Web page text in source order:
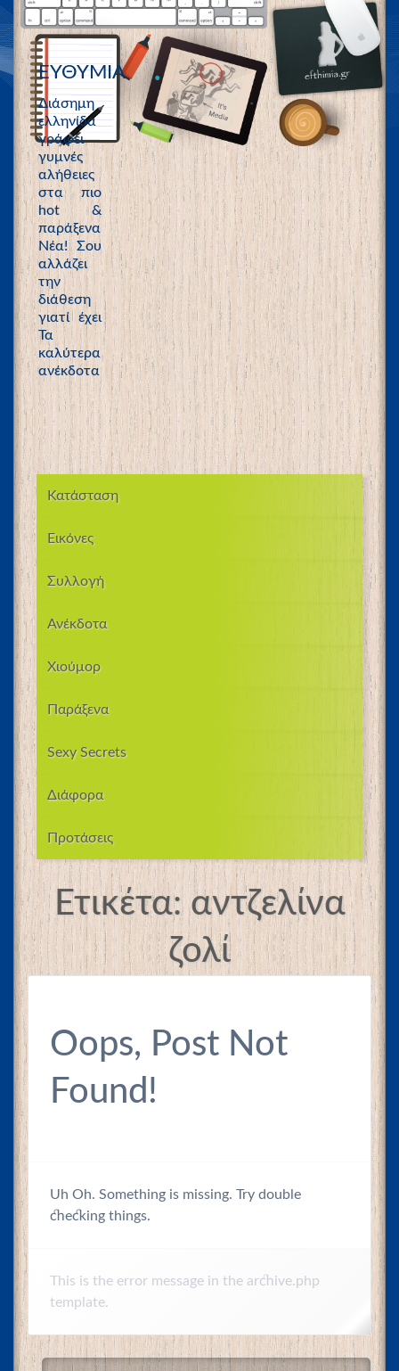
ΕΥΘΥΜΙΑ
Διάσημη
ελληνίδα
γράφει
γυμνές
αλήθειες
στα πιο
hot &
παράξενα
Νέα! Σου
αλλάζει
την
διάθεση
γιατί έχει
Τα
καλύτερα
ανέκδοτα
Κατάσταση
Εικόνες
Συλλογή
Ανέκδοτα
Χιούμορ
Παράξενα
Sexy Secrets
Διάφορα
Προτάσεις
Ετικέτα:αντζελίνα
ζολί
Oops, Post Not
Found!
Uh Oh. Something is missing. Try double
checking things.
This is the error message in the archive.php
template.